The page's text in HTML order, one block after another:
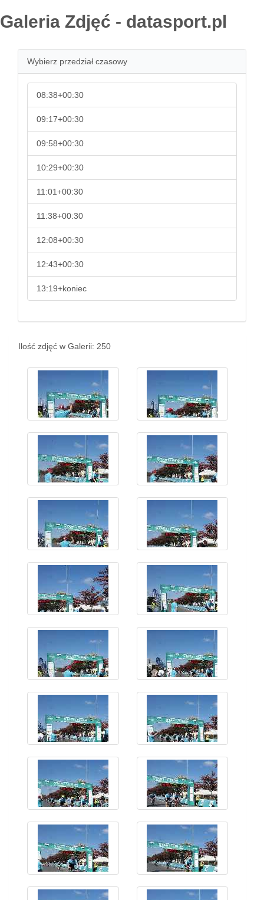
Galeria Zdjęć - datasport.pl
Wybierz przedział czasowy
08:38+00:30
09:17+00:30
09:58+00:30
10:29+00:30
11:01+00:30
11:38+00:30
12:08+00:30
12:43+00:30
13:19+koniec
Ilość zdjęć w Galerii: 250